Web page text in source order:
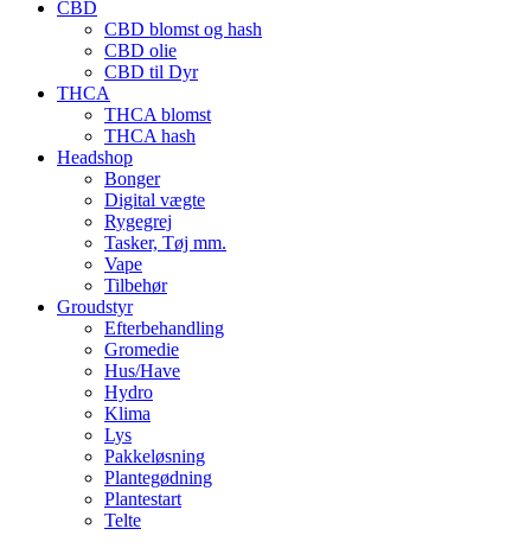
CBD
CBD blomst og hash
CBD olie
CBD til Dyr
THCA
THCA blomst
THCA hash
Headshop
Bonger
Digital vægte
Rygegrej
Tasker, Tøj mm.
Vape
Tilbehør
Groudstyr
Efterbehandling
Gromedie
Hus/Have
Hydro
Klima
Lys
Pakkeløsning
Plantegødning
Plantestart
Telte